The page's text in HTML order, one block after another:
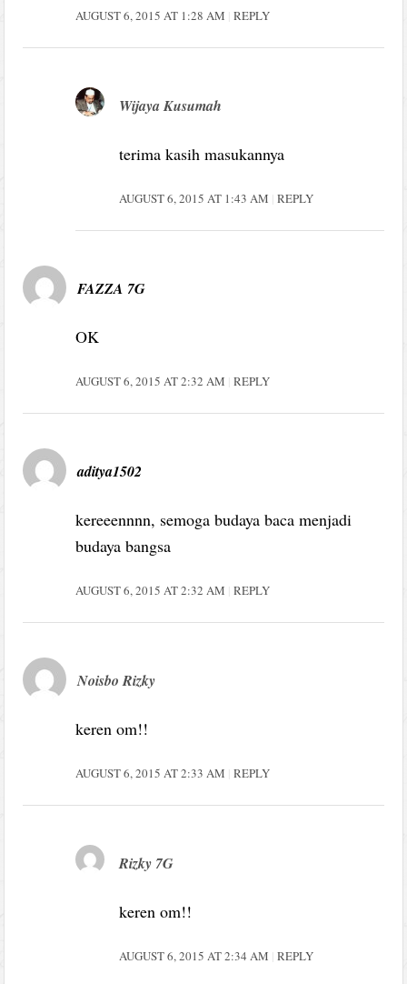
AUGUST 6, 2015 AT 1:28 AM REPLY
Wijaya Kusumah
terima kasih masukannya
AUGUST 6, 2015 AT 1:43 AM REPLY
FAZZA 7G
OK
AUGUST 6, 2015 AT 2:32 AM REPLY
aditya1502
kereeennnn, semoga budaya baca menjadi
budaya bangsa
AUGUST 6, 2015 AT 2:32 AM REPLY
Noisbo Rizky
keren om!!
AUGUST 6, 2015 AT 2:33 AM REPLY
Rizky 7G
keren om!!
AUGUST 6, 2015 AT 2:34 AM REPLY